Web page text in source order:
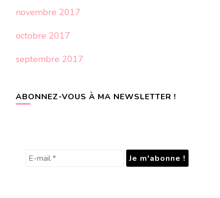
novembre 2017
octobre 2017
septembre 2017
ABONNEZ-VOUS À MA NEWSLETTER !